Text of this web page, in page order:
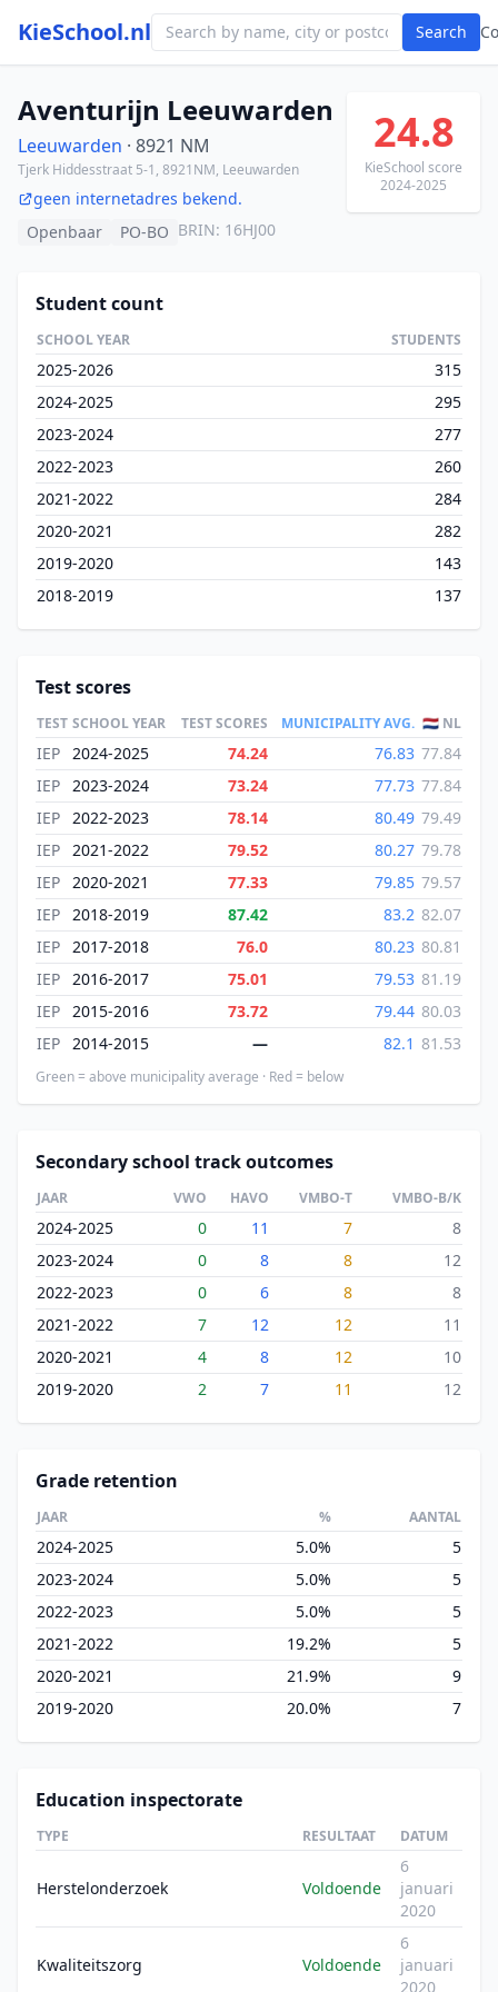
KieSchool.nl Search
Aventurijn Leeuwarden
Leeuwarden · 8921 NM
Tjerk Hiddesstraat 5-1, 8921NM, Leeuwarden
geen internetadres bekend.
Openbaar
PO-BO BRIN: 16HJ00
24.8
KieSchool score
2024-2025
Student count
SCHOOL YEAR STUDENTS
2025-2026
315
2024-2025
295
2023-2024
277
2022-2023
260
2021-2022
284
2020-2021
282
2019-2020
143
2018-2019
137
Test scores
TEST SCHOOL YEAR TEST SCORES MUNICIPALITY AVG. 🇳🇱 NL
IEP 2024-2025 74.24 76.83 77.84
IEP 2023-2024 73.24 77.73 77.84
IEP 2022-2023 78.14 80.49 79.49
IEP 2021-2022 79.52 80.27 79.78
IEP 2020-2021 77.33 79.85 79.57
IEP 2018-2019 87.42 83.2 82.07
IEP 2017-2018 76.0 80.23 80.81
IEP 2016-2017 75.01 79.53 81.19
IEP 2015-2016 73.72 79.44 80.03
IEP 2014-2015 — 82.1 81.53
Green = above municipality average · Red = below
Secondary school track outcomes
JAAR VWO HAVO VMBO-T VMBO-B/K
2024-2025 0 11 7
8
2023-2024
0 8 8
12
2022-2023
0 6 8
8
2021-2022
7 12 12
11
2020-2021
4 8 12
10
2019-2020
2 7 11 12
Grade retention
JAAR % AANTAL
2024-2025 5.0%
5
2023-2024
5.0%
5
2022-2023
5.0%
5
2021-2022
19.2%
5
2020-2021
21.9%
9
2019-2020
20.0% 7
Education inspectorate
TYPE RESULTAAT DATUM
Herstelonderzoek Voldoende
6
januari
2020
Kwaliteitszorg Voldoende
6
januari
2020